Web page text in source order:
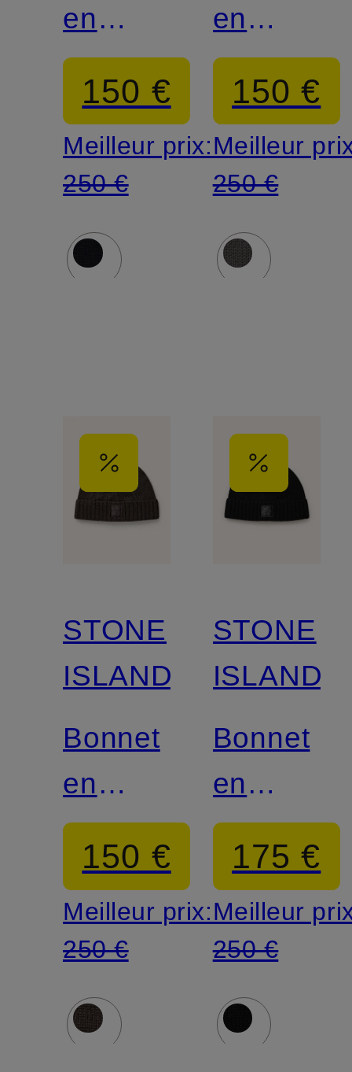
en
cachemire
GHOST
150 €
Meilleur prix:
250 €
en
GHOST
150 €
Meilleur
250 €
STONE
ISLAND
Bonnet
en
cachemire
GHOST
150 €
Meilleur prix:
250 €
STONE
ISLAND
Bonnet
en
GHOST
175 €
Meilleur
250 €